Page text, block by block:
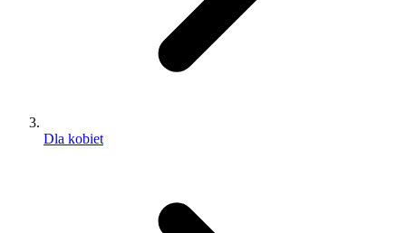
Dla kobiet